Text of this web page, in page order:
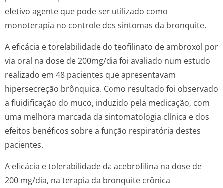
efetivo agente que pode ser utilizado como
monoterapia no controle dos sintomas da bronquite.
A eficácia e torelabilidade do teofilinato de ambroxol por
via oral na dose de 200mg/dia foi avaliado num estudo
realizado em 48 pacientes que apresentavam
hipersecreção brônquica. Como resultado foi observado
a fluidificação do muco, induzido pela medicação, com
uma melhora marcada da sintomatologia clínica e dos
efeitos benéficos sobre a função respiratória destes
pacientes.
A eficácia e tolerabilidade da acebrofilina na dose de
200 mg/dia, na terapia da bronquite crônica